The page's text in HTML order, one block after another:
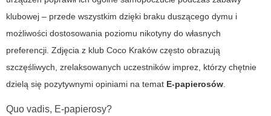
klubowej – przede wszystkim dzięki braku duszącego dymu i
możliwości dostosowania poziomu nikotyny do własnych
preferencji. Zdjęcia z klub Coco Kraków często obrazują
szczęśliwych, zrelaksowanych uczestników imprez, którzy chętnie
dzielą się pozytywnymi opiniami na temat E-papierosów.
Quo vadis, E-papierosy?